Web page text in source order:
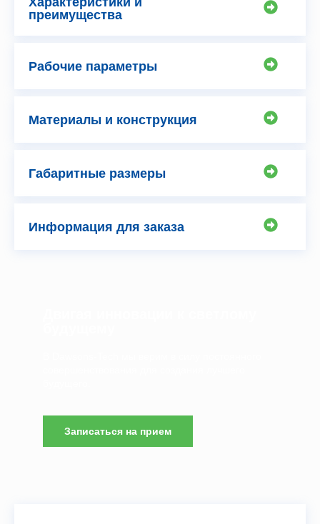
преимущества
Рабочие параметры
Материалы и конструкция
Габаритные размеры
Информация для заказа
Записаться на прием